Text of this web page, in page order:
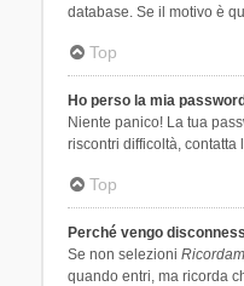
database. Se il motivo è
Top
Ho perso la mia
Niente panico! La tua
riscontri difficoltà, contatta
Top
Perché vengo
Se non selezioni
quando entri, ma ricorda